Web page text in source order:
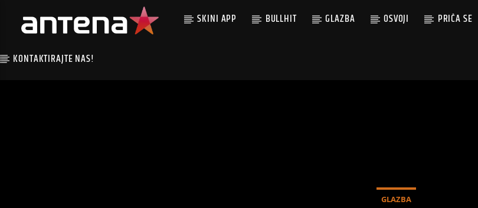
SKINI APP BULLHIT GLAZBA OSVOJI PRIČA SE
KONTAKTIRAJTE NAS!
GLAZBA